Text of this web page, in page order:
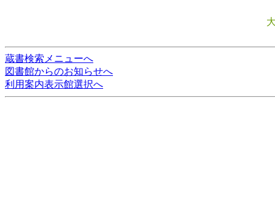
蔵書検索メニューへ
図書館からのお知らせへ
利用案内表示館選択へ